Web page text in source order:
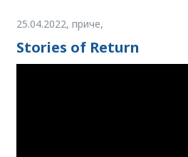
25.04.2022, приче,
Stories of Return